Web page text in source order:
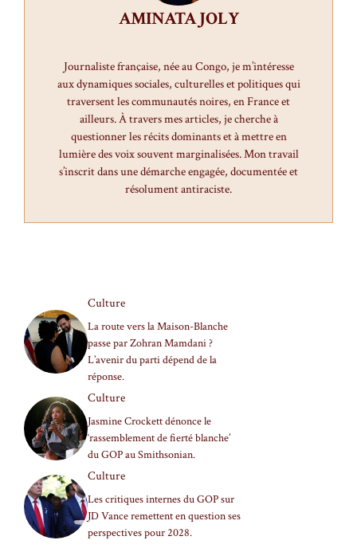
AMINATA JOLY
Journaliste française, née au Congo, je m’intéresse
aux dynamiques sociales, culturelles et politiques qui
traversent les communautés noires, en France et
ailleurs. À travers mes articles, je cherche à
questionner les récits dominants et à mettre en
lumière des voix souvent marginalisées. Mon travail
s’inscrit dans une démarche engagée, documentée et
résolument antiraciste.
Culture
La route vers la Maison-Blanche
passe par Zohran Mamdani ?
L’avenir du parti dépend de la
réponse.
Culture
Jasmine Crockett dénonce le
‘rassemblement de fierté blanche’
du GOP au Smithsonian.
Culture
Les critiques internes du GOP sur
JD Vance remettent en question ses
perspectives pour 2028.